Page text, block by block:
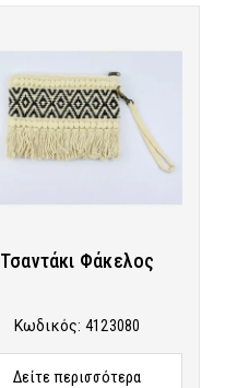
Τσαντάκι Φάκελος
Κωδικός: 4123080
Δείτε περισσότερα